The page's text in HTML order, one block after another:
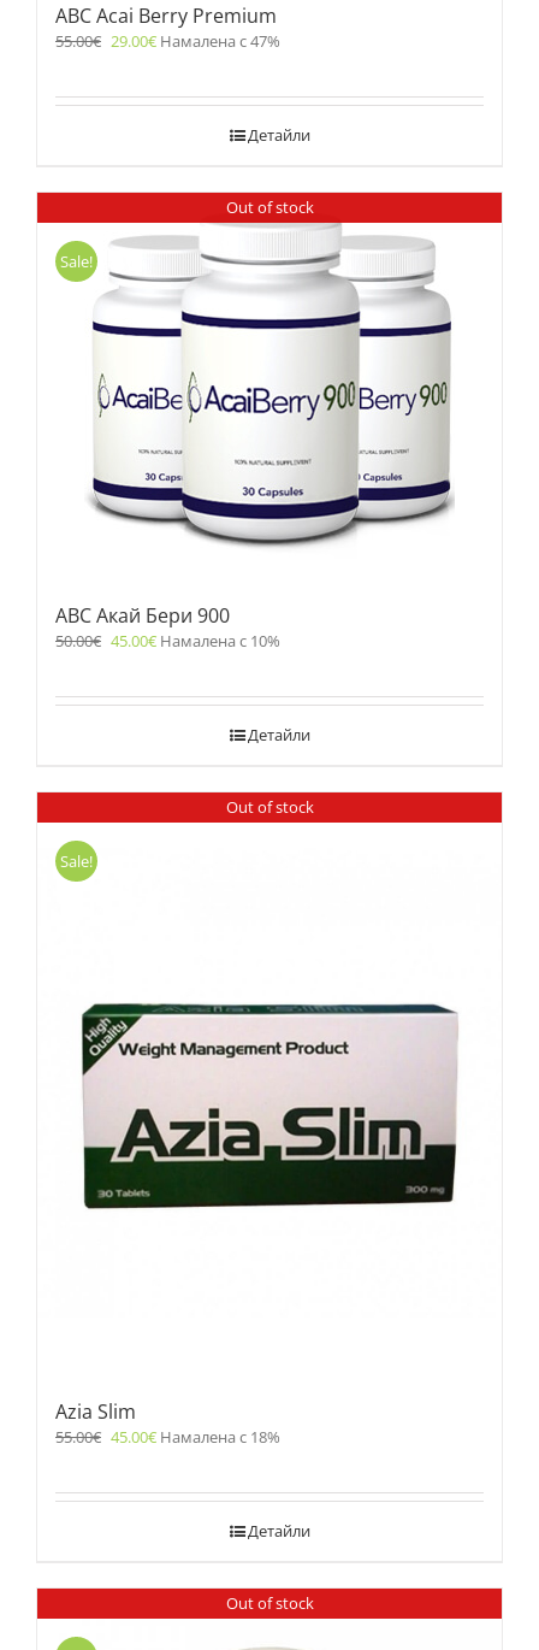
ABC Acai Berry Premium
55.00€ 29.00€ Намалена с 47%
Детайли
Out of stock
Sale!
ABC Акай Бери 900
50.00€ 45.00€ Намалена с 10%
Детайли
Out of stock
Sale!
Azia Slim
55.00€ 45.00€ Намалена с 18%
Детайли
Out of stock